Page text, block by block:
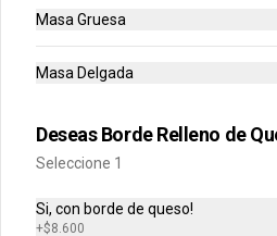
-40%
Masa Gruesa
Masa Delgada
Deseas Borde Relleno de
Seleccione 1
Si, con borde de queso!
+$8.600